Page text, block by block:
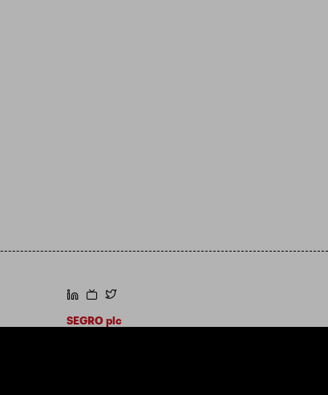
https://www.linkedin.com/
https://www.youtube.com/
https://twitter.com/segroplc
SEGRO plc